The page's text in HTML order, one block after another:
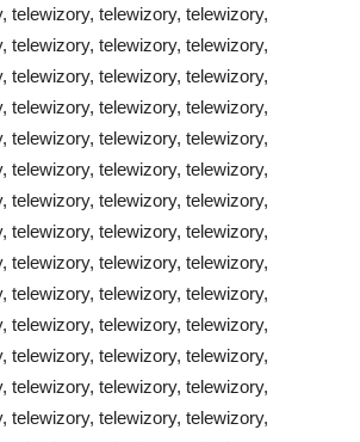
telewizory, telewizory, telewizory,
telewizory, telewizory, telewizory,
telewizory, telewizory, telewizory,
telewizory, telewizory, telewizory,
telewizory, telewizory, telewizory,
telewizory, telewizory, telewizory,
telewizory, telewizory, telewizory,
telewizory, telewizory, telewizory,
telewizory, telewizory, telewizory,
telewizory, telewizory, telewizory,
telewizory, telewizory, telewizory,
telewizory, telewizory, telewizory,
telewizory, telewizory, telewizory,
telewizory, telewizory, telewizory,